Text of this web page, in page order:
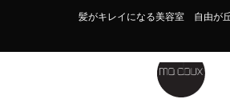
髪がキレイになる美容室 自由が